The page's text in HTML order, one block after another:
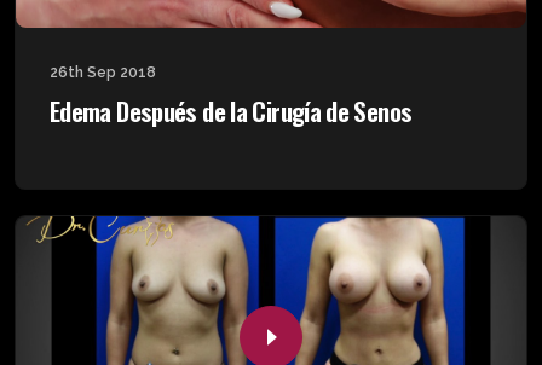
26th Sep 2018
Edema Después de la Cirugía de Senos